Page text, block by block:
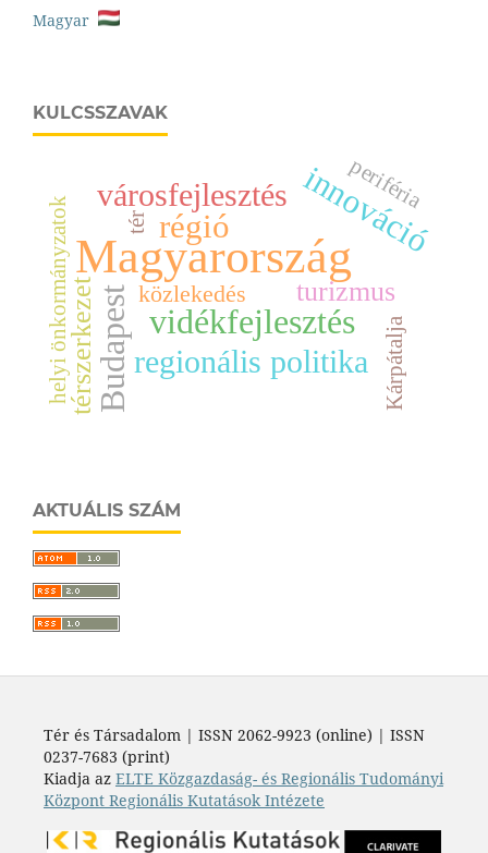
Magyar
KULCSSZAVAK
Magyarország
vidékfejlesztés
Budapest
innováció
régió
városfejlesztés
regionális politika
turizmus
térszerkezet közlekedés
helyi önkormányzatok tér
periféria
Kárpátalja
AKTUÁLIS SZÁM
Tér és Társadalom | ISSN 2062-9923 (online) | ISSN
0237-7683 (print)
Kiadja az ELTE Közgazdaság- és Regionális Tudományi
Központ Regionális Kutatások Intézete